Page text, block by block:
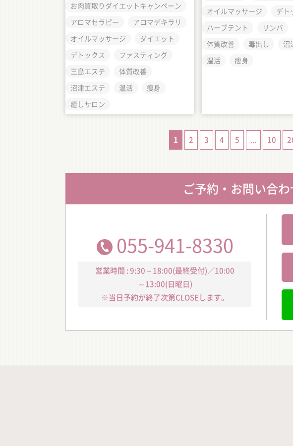
お肉買取りダイエットキャンペーン
アロマセラピー
アロマデキラリ
オイルマッサージ
ダイエット
デトックス
ファスティング
三島エステ
体質改善
沼津エステ
温活
痩身
癒しサロン
オイルマッサージ
デト
ハーブテント
リンパ
体質改善
毒出し
沼
温活
痩身
1 2 3 4 5 ... 10
ご予約・お問い合
055-941-8330
営業時間 : 9:30～18:00(最終受付)／10:00
～13:00(日曜日)
※当日予約が終了次第CLOSEします。